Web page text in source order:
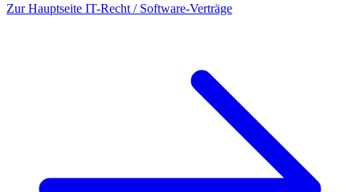
Zur Hauptseite IT-Recht / Software-Verträge